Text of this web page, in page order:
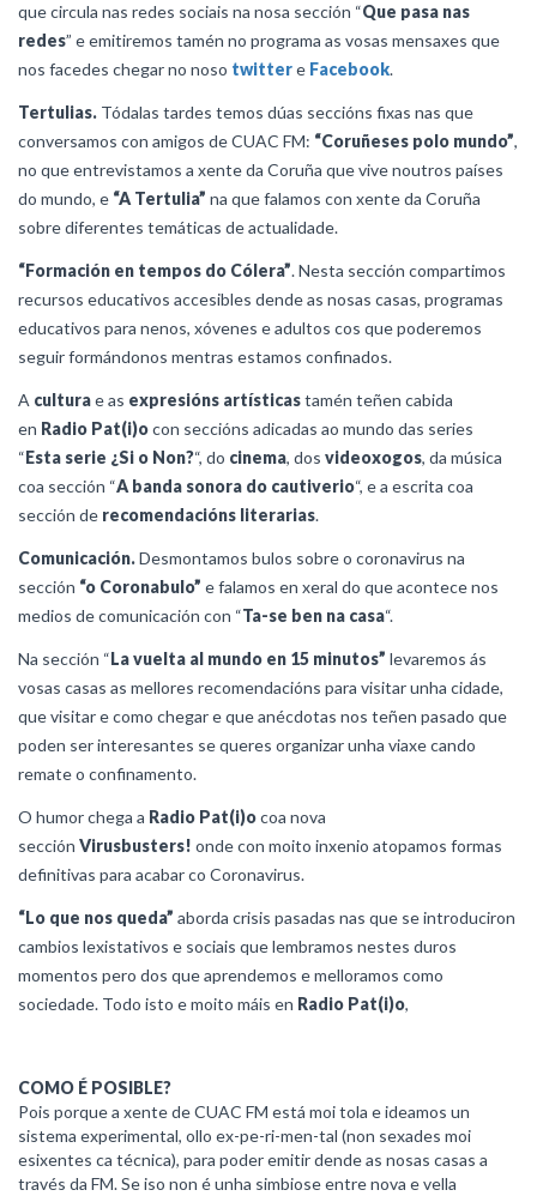
que circula nas redes sociais na nosa sección “Que pasa nas
redes” e emitiremos tamén no programa as vosas mensaxes que
nos facedes chegar no noso twittere Facebook.
Tertulias. Tódalas tardes temos dúas seccións fixas nas que
conversamos con amigos de CUAC FM: “Coruñeses polo mundo”,
no que entrevistamos a xente da Coruña que vive noutros países
do mundo, e “A Tertulia” na que falamos con xente da Coruña
sobre diferentes temáticas de actualidade.
“Formación en tempos do Cólera”. Nesta sección compartimos
recursos educativos accesibles dende as nosas casas, programas
educativos para nenos, xóvenes e adultos cos que poderemos
seguir formándonos mentras estamos confinados.
A culturae as expresións artísticastamén teñen cabida
en Radio Pat(i)ocon seccións adicadas ao mundo das series
“Esta serie ¿Si o Non?“, do cinema, dos videoxogos, da música
coa sección “A banda sonora do cautiverio“, e a escrita coa
sección de recomendacións literarias.
Comunicación.Desmontamos bulos sobre o coronavirus na
sección “o Coronabulo” e falamos en xeral do que acontece nos
medios de comunicación con “Ta-se ben na casa“.
Na sección “La vuelta al mundo en 15 minutos” levaremos ás
vosas casas as mellores recomendacións para visitar unha cidade,
que visitar e como chegar e que anécdotas nos teñen pasado que
poden ser interesantes se queres organizar unha viaxe cando
remate o confinamento.
O humor chega a Radio Pat(i)ocoa nova
sección Virusbusters! onde con moito inxenio atopamos formas
definitivas para acabar co Coronavirus.
“Lo que nos queda” aborda crisis pasadas nas que se introduciron
cambios lexistativos e sociais que lembramos nestes duros
momentos pero dos que aprendemos e melloramos como
sociedade. Todo isto e moito máis en Radio Pat(i)o,
COMO É POSIBLE?
Pois porque a xente de CUAC FM está moi tola e ideamos un
sistema experimental, ollo ex-pe-ri-men-tal (non sexades moi
esixentes ca técnica), para poder emitir dende as nosas casas a
través da FM. Se iso non é unha simbiose entre nova e vella